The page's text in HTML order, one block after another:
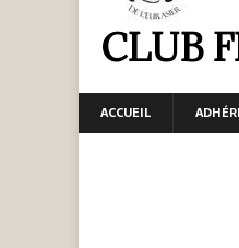
CLUB
ACCUEIL